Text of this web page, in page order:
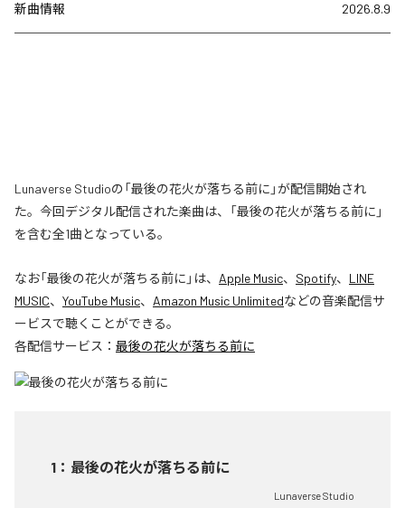
新曲情報 2026.8.9
Lunaverse Studioの「最後の花火が落ちる前に」が配信開始され
た。今回デジタル配信された楽曲は、「最後の花火が落ちる前に」
を含む全1曲となっている。
なお「最後の花火が落ちる前に 」は、 Apple Music、 Spotify、 LINE
MUSIC、 YouTube Music、 Amazon Music Unlimitedなどの音楽配信サ
ービスで聴くことができる。
各配信サービス： 最後の花火が落ちる前に
1 ： 最後の花火が落ちる前に
Lunaverse Studio